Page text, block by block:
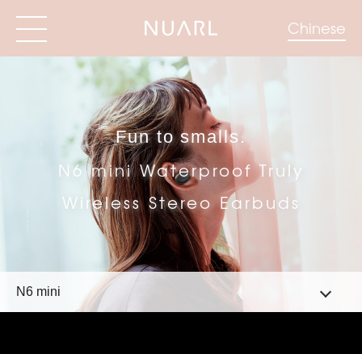
Chinese
Fun to smalls.
N6 mini Waterproof Truly
Wireless Stereo Earbuds
N6 mini